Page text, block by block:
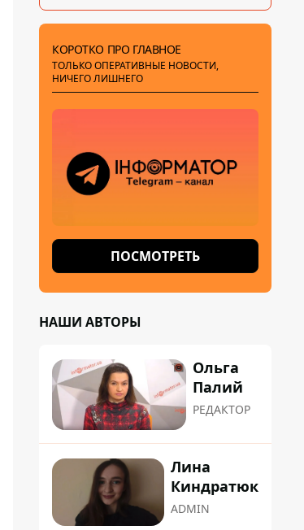
КОРОТКО ПРО ГЛАВНОЕ
ТОЛЬКО ОПЕРАТИВНЫЕ НОВОСТИ,
НИЧЕГО ЛИШНЕГО
ПОСМОТРЕТЬ
НАШИ АВТОРЫ
Ольга
Палий
РЕДАКТОР
Лина
Киндратюк
ADMIN